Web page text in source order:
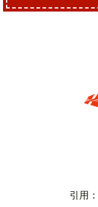
引用：